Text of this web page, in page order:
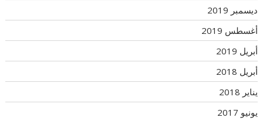
ديسمبر 2019
أغسطس 2019
أبريل 2019
أبريل 2018
يناير 2018
يونيو 2017